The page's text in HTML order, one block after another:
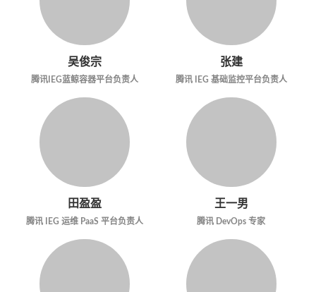
吴俊宗
腾讯IEG蓝鲸容器平台负责人
张建
腾讯 IEG 基础监控平台负责人
田盈盈
腾讯 IEG 运维 PaaS 平台负责人
王一男
腾讯 DevOps 专家